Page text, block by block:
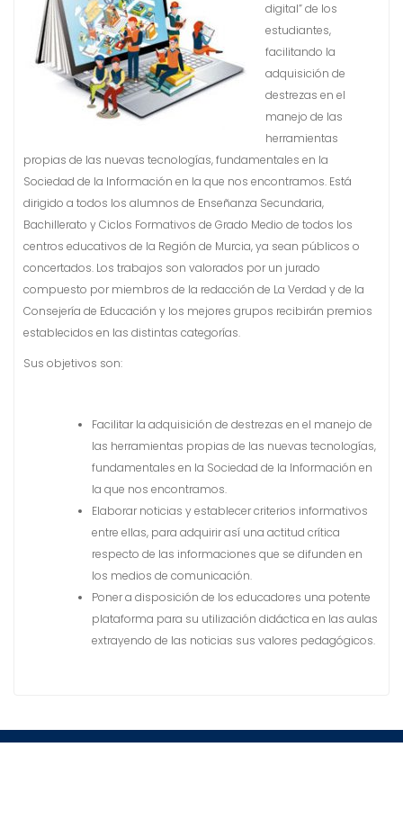
digital” de los
estudiantes,
facilitando la
adquisición de
destrezas en el
manejo de las
herramientas
propias de las nuevas tecnologías, fundamentales en la
Sociedad de la Información en la que nos encontramos. Está
dirigido a todos los alumnos de Enseñanza Secundaria,
Bachillerato y Ciclos Formativos de Grado Medio de todos los
centros educativos de la Región de Murcia, ya sean públicos o
concertados. Los trabajos son valorados por un jurado
compuesto por miembros de la redacción de La Verdad y de la
Consejería de Educación y los mejores grupos recibirán premios
establecidos en las distintas categorías.
Sus objetivos son:
Facilitar la adquisición de destrezas en el manejo de
las herramientas propias de las nuevas tecnologías,
fundamentales en la Sociedad de la Información en
la que nos encontramos.
Elaborar noticias y establecer criterios informativos
entre ellas, para adquirir así una actitud crítica
respecto de las informaciones que se difunden en
los medios de comunicación.
Poner a disposición de los educadores una potente
plataforma para su utilización didáctica en las aulas
extrayendo de las noticias sus valores pedagógicos.